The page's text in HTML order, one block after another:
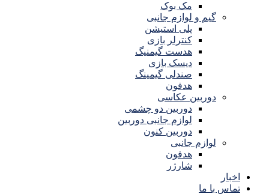
مک بوک
گیم و لوازم جانبی
پلی استیشن
کنترلر بازی
هدست گیمنیگ
دیسک بازی
صندلی گیمینگ
هدفون
دوربین عکاسی
دوربین دو چشمی
لوازم جانبی دوربین
دوربین کنون
لوازم جانبی
هدفون
شارژر
اخبار
تماس با ما